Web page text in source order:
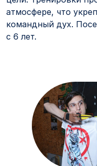
атмосфере, что
командный дух.
с 6 лет.